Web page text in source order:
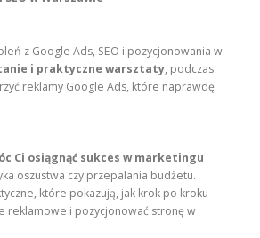
z Google Ads, SEO i pozycjonowania w
i praktyczne warsztaty, podczas
reklamy Google Ads, które naprawdę
Ci osiągnąć sukces w marketingu
oszustwa czy przepalania budżetu.
które pokazują, jak krok po kroku
reklamowe i pozycjonować stronę w